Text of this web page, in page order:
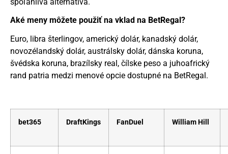
Aké meny môžete použiť na vklad na BetRegal?
Euro, libra šterlingov, americký dolár, kanadský dolár,
novozélandský dolár, austrálsky dolár, dánska koruna,
švédska koruna, brazílsky real, čílske peso a juhoafrický
rand patria medzi menové opcie dostupné na BetRegal.
bet365 DraftKings FanDuel William Hill